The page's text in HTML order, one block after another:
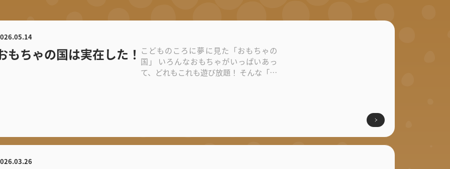
もちゃの国は実在した！ こどものころに夢に見た「おもちゃの
国」 いろんなおもちゃがいっぱいあっ
て、どれもこれも遊び放題！ そんな「お